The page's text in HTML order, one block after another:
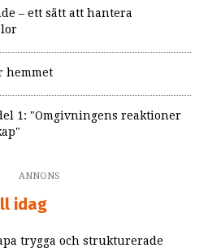
– ett sätt att hantera
hemmet
1: "Omgivningens reaktioner
ANNONS
idag
trygga och strukturerade